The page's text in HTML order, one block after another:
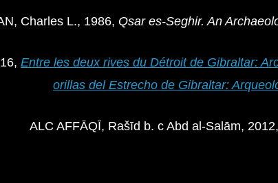
Charles L., 1986, Qsar es-Seghir. An
Entre les deux rives du Détroit de Gibraltar:
orillas del Estrecho de Gibraltar:
ALC AFFĀQĪ, Rašīd b. c Abd al-Salām, 2012,